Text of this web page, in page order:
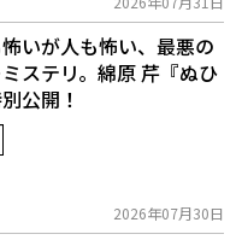
いが人も怖い、最悪の
ステリ。綿原 芹『ぬひ
公開！
2026年07月30日